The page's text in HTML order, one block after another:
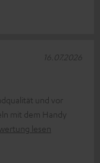
und vor
mit dem Handy
lesen
16.07.2026